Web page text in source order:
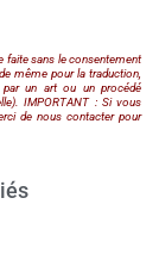
faite sans le consentement
même pour la traduction,
par un art ou un procédé
IMPORTANT : Si vous
de nous contacter pour